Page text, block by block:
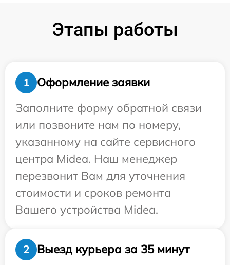
Этапы работы
1
Оформление заявки
Заполните форму обратной связи
или позвоните нам по номеру,
указанному на сайте сервисного
центра Midea. Наш менеджер
перезвонит Вам для уточнения
стоимости и сроков ремонта
Вашего устройства Midea.
2
Выезд курьера за 35 минут